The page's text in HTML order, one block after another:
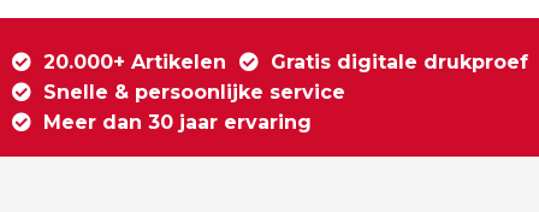
20.000+ Artikelen
Gratis digitale drukproef
Snelle & persoonlijke service
Meer dan 30 jaar ervaring